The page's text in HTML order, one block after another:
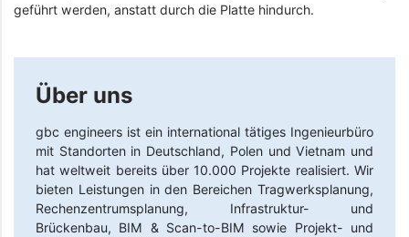
geführt werden, anstatt durch die Platte hindurch.
Über uns
gbc engineers ist ein international tätiges Ingenieurbüro
mit Standorten in Deutschland, Polen und Vietnam und
hat weltweit bereits über 10.000 Projekte realisiert. Wir
bieten Leistungen in den Bereichen Tragwerksplanung,
Rechenzentrumsplanung, Infrastruktur- und
Brückenbau, BIM & Scan-to-BIM sowie Projekt- und